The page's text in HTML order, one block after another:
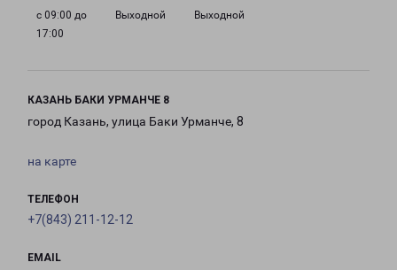
с 09:00 до
17:00
Выходной Выходной
КАЗАНЬ БАКИ УРМАНЧЕ 8
город Казань, улица Баки Урманче, 8
на карте
ТЕЛЕФОН
+7(843) 211-12-12
EMAIL